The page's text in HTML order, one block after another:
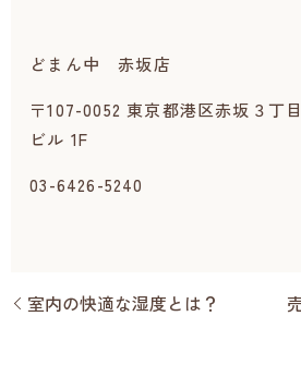
どまん中 赤坂店
〒107-0052 東京都港区赤坂３丁
ビル 1F
03-6426-5240
室内の快適な湿度とは？